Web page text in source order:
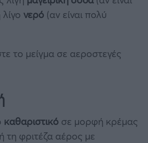
νερό (αν είναι πολύ
το μείγμα σε αεροστεγές
καθαριστικό σε μορφή κρέμας
τη φριτέζα αέρος με